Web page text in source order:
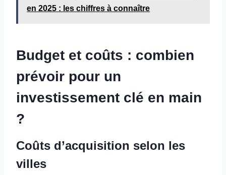
en 2025 : les chiffres à connaître
Budget et coûts : combien
prévoir pour un
investissement clé en main
?
Coûts d’acquisition selon les
villes